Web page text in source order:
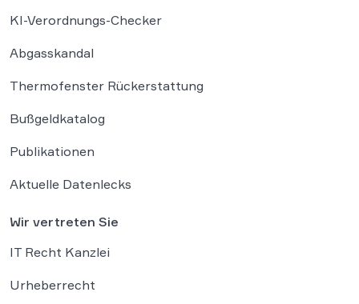
KI-Verordnungs-Checker
Abgasskandal
Thermofenster Rückerstattung
Bußgeldkatalog
Publikationen
Aktuelle Datenlecks
Wir vertreten Sie
IT Recht Kanzlei
Urheberrecht